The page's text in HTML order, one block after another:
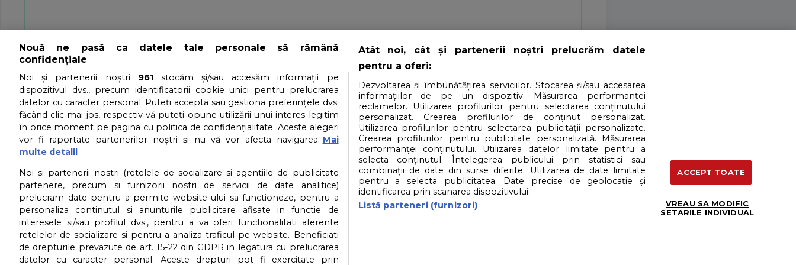
Despre noi Contact Termeni si conditii Politica datelor personale Politica cookies Ultimele 100 de rețete
Partener: Depositphotos.com Partener: Dreamstime
© 2026SfatulParintilor.ro
Nouă ne pasă ca datele tale personale să rămână
confidențiale
Noi și partenerii noștri 961stocăm și/sau accesăm informații pe
dispozitivul dvs., precum identificatorii cookie unici pentru prelucrarea
datelor cu caracter personal. Puteți accepta sau gestiona preferințele dvs.
făcând clic mai jos, respectiv vă puteți opune utilizării unui interes legitim
în orice moment pe pagina cu politica de confidențialitate. Aceste alegeri
vor fi raportate partenerilor noștri și nu vă vor afecta navigarea. Mai
multe detalii
Noi si partenerii nostri (retelele de socializare si agentiile de publicitate
partenere, precum si furnizorii nostri de servicii de date analitice)
prelucram date pentru a permite website-ului sa functioneze, pentru a
personaliza continutul si anunturile publicitare afisate in functie de
interesele si/sau profilul dvs., pentru a va oferi functionalitati aferente
retelelor de socializare si pentru a analiza traficul pe website. Beneficiati
de drepturile prevazute de art. 15-22 din GDPR in legatura cu prelucrarea
datelor cu caracter personal. Aceste drepturi pot fi exercitate prin
Atât noi, cât și partenerii noștri prelucrăm datele
pentru a oferi:
Dezvoltarea și îmbunătățirea serviciilor. Stocarea și/sau accesarea
informațiilor de pe un dispozitiv. Măsurarea performanței
reclamelor. Utilizarea profilurilor pentru selectarea conținutului
personalizat. Crearea profilurilor de conținut personalizat.
Utilizarea profilurilor pentru selectarea publicității personalizate.
Crearea profilurilor pentru publicitate personalizată. Măsurarea
performanței conținutului. Utilizarea datelor limitate pentru a
selecta conținutul. Înțelegerea publicului prin statistici sau
combinații de date din surse diferite. Utilizarea de date limitate
pentru a selecta publicitatea. Date precise de geolocație și
identificarea prin scanarea dispozitivului.
Listă parteneri (furnizori)
ACCEPT TOATE
VREAU SA MODIFIC
SETARILE INDIVIDUAL